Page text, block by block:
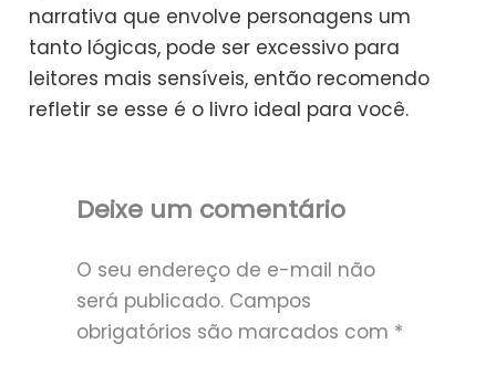
narrativa que envolve personagens um
tanto lógicas, pode ser excessivo para
leitores mais sensíveis, então recomendo
refletir se esse é o livro ideal para você.
Deixe um comentário
O seu endereço de e-mail não
será publicado. Campos
obrigatórios são marcados com *